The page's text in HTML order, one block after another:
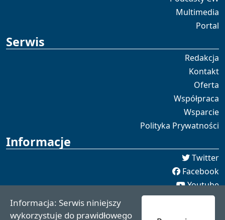
Multimedia
Portal
Serwis
Redakcja
Kontakt
Oferta
Współpraca
Wsparcie
Polityka Prywatności
Informacje
Twitter
Facebook
Youtube
Spotify
redakcja [[]] czaswschodni.pl
Informacja: Serwis niniejszy
wykorzystuje do prawidłowego